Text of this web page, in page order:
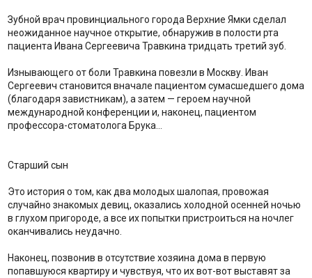
Зубной врач провинциального города Верхние Ямки сделал
неожиданное научное открытие, обнаружив в полости рта
пациента Ивана Сергеевича Травкина тридцать третий зуб.
Изнывающего от боли Травкина повезли в Москву. Иван
Сергеевич становится вначале пациентом сумасшедшего дома
(благодаря завистникам), а затем — героем научной
международной конференции и, наконец, пациентом
профессора-стоматолога Брука…
Старший сын
Это история о том, как два молодых шалопая, провожая
случайно знакомых девиц, оказались холодной осенней ночью
в глухом пригороде, а все их попытки пристроиться на ночлег
оканчивались неудачно.
Наконец, позвонив в отсутствие хозяина дома в первую
попавшуюся квартиру и чувствуя, что их вот-вот выставят за